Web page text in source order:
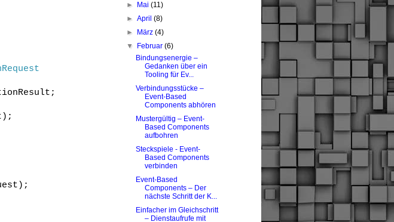
►
Mai(11)
►April(8)
►
März(4)
▼
Februar(6)
Bindungsenergie –
Gedanken über ein
Tooling für Ev...
Verbindungsstücke –
Event-Based
Components abhören
Mustergültig – Event-
Based Components
aufbohren
Steckspiele - Event-
Based Components
verbinden
Event-Based
Components – Der
nächste Schritt der K...
Einfacher im Gleichschritt
– Dienstaufrufe mit